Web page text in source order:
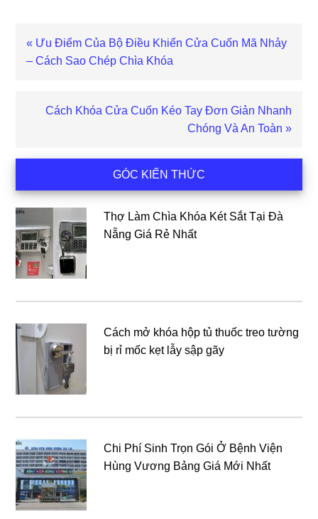
Bài
viết
« Ưu Điểm Của Bộ Điều Khiển Cửa Cuốn Mã Nhảy
– Cách Sao Chép Chìa Khóa
Bài
Cách Khóa Cửa Cuốn Kéo Tay Đơn Giản Nhanh
Chóng Và An Toàn »
chính
GÓC KIẾN THỨC
Thợ Làm Chìa Khóa Két Sắt Tại Đà
Nẵng Giá Rẻ Nhất
Cách mở khóa hộp tủ thuốc treo tường
bị rỉ mốc kẹt lẫy sập gãy
Chi Phí Sinh Trọn Gói Ở Bệnh Viện
Hùng Vương Bảng Giá Mới Nhất